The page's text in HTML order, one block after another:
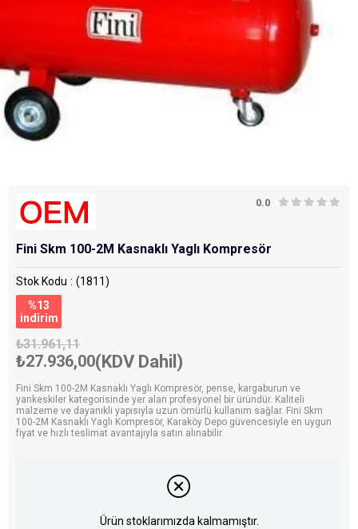
0.0
Fini Skm 100-2M Kasnaklı Yaglı Kompresör
Stok Kodu
(1811)
%13
i̇ndirim
₺31.961,11
₺27.936,00(KDV Dahil)
Fini Skm 100-2M Kasnaklı Yaglı Kompresör, pense, kargaburun ve
yankeskiler kategorisinde yer alan profesyonel bir üründür. Kaliteli
malzeme ve dayanıklı yapısıyla uzun ömürlü kullanım sağlar. Fini Skm
100-2M Kasnaklı Yaglı Kompresör, Karaköy Depo güvencesiyle en uygun
fiyat ve hızlı teslimat avantajıyla satın alınabilir.
Ürün stoklarımızda kalmamıştır.